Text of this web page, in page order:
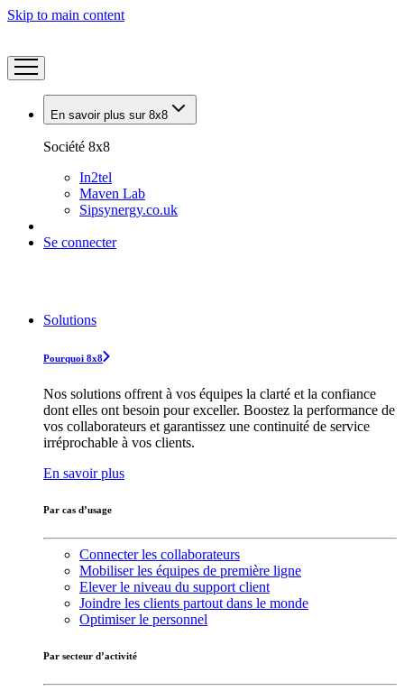
Skip to main content
En savoir plus sur 8x8
Société 8x8
In2tel
Maven Lab
Sipsynergy.co.uk
Se connecter
Solutions
Pourquoi 8x8
Nos solutions offrent à vos équipes la clarté et la confiance
dont elles ont besoin pour exceller. Boostez la performance de
vos collaborateurs et garantissez une continuité de service
irréprochable à vos clients.
En savoir plus
Par cas d’usage
Connecter les collaborateurs
Mobiliser les équipes de première ligne
Elever le niveau du support client
Joindre les clients partout dans le monde
Optimiser le personnel
Par secteur d’activité